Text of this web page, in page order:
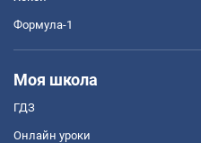
Формула-1
Моя школа
ГДЗ
Онлайн уроки